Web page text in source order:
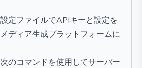
定ファイルでAPIキーと設定を
ディア生成プラットフォームに
のコマンドを使用してサーバー